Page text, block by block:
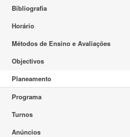
Bibliografia
Horário
Métodos de Ensino e Avaliações
Objectivos
Planeamento
Programa
Turnos
Anúncios